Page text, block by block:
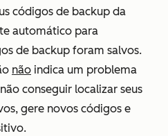
códigos de backup da
automático para
de backup foram salvos.
não indica um problema
conseguir localizar seus
gere novos códigos e